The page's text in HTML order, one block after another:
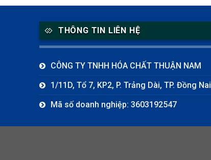
THÔNG TIN LIÊN HỆ
CÔNG TY TNHH HÓA CHẤT THUẬN NAM
1/11D, Tổ 7, KP2, P. Trảng Dài, TP. Đồng Nai
Mã số doanh nghiệp: 3603192547